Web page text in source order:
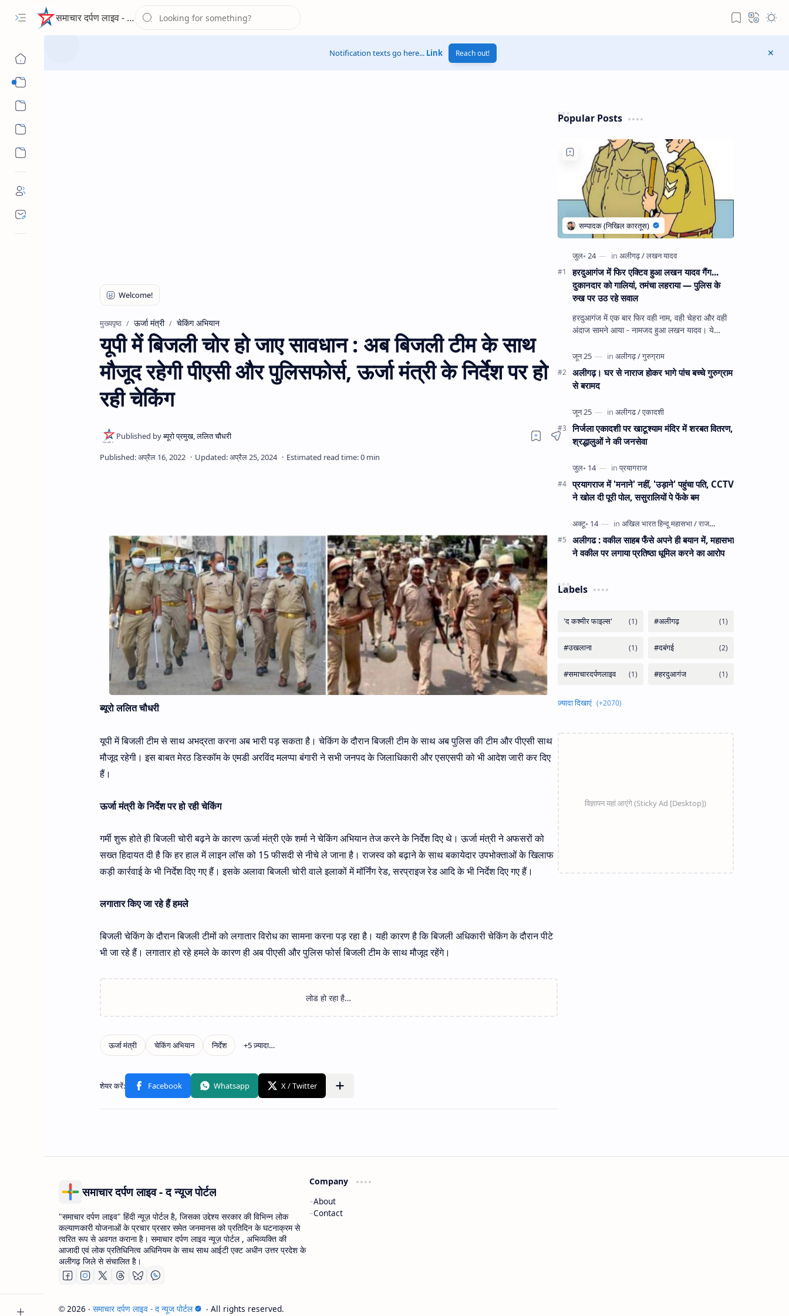
समाचार दर्पण लाइव - द न्यूज पोर्टल
Notification texts go here... Link Reach out!
मुख्यपृष्ठ ऊर्जा मंत्री चेकिंग अभियान
यूपी में बिजली चोर हो जाए सावधान : अब बिजली टीम के साथ
मौजूद रहेगी पीएसी और पुलिसफोर्स, ऊर्जा मंत्री के निर्देश पर हो
रही चेकिंग
ब्यूरो ललित चौधरी
यूपी में बिजली टीम से साथ अभद्रता करना अब भारी पड़ सकता है। चेकिंग के दौरान बिजली टीम के साथ अब पुलिस की टीम और पीएसी साथ
मौजूद रहेगी। इस बाबत मेरठ डिस्कॉम के एमडी अरविंद मलप्पा बंगारी ने सभी जनपद के जिलाधिकारी और एसएसपी को भी आदेश जारी कर दिए
हैं।
ऊर्जा मंत्री के निर्देश पर हो रही चेकिंग
गर्मी शुरू होते ही बिजली चोरी बढ़ने के कारण ऊर्जा मंत्री एके शर्मा ने चेकिंग अभियान तेज करने के निर्देश दिए थे। ऊर्जा मंत्री ने अफसरों को
सख्त हिदायत दी है कि हर हाल में लाइन लॉस को 15 फीसदी से नीचे ले जाना है। राजस्व को बढ़ाने के साथ बकायेदार उपभोक्ताओं के खिलाफ
कड़ी कार्रवाई के भी निर्देश दिए गए हैं। इसके अलावा बिजली चोरी वाले इलाकों में मॉर्निंग रेड, सरप्राइज रेड आदि के भी निर्देश दिए गए हैं।
लगातार किए जा रहे हैं हमले
बिजली चेकिंग के दौरान बिजली टीमों को लगातार विरोध का सामना करना पड़ रहा है। यही कारण है कि बिजली अधिकारी चेकिंग के दौरान पीटे
भी जा रहे हैं। लगातार हो रहे हमले के कारण ही अब पीएसी और पुलिस फोर्स बिजली टीम के साथ मौजूद रहेंगे।
Popular Posts
हरदुआगंज में फिर एक्टिव हुआ लखन यादव गैंग...
दुकानदार को गालियां, तमंचा लहराया — पुलिस के
रुख पर उठ रहे सवाल
हरदुआगंज में एक बार फिर वही नाम, वही चेहरा और वही
अंदाज सामने आया - नामजद हुआ लखन यादव। ये
घंटे हव…
अलीगढ़। घर से नाराज होकर भागे पांच बच्चे गुरुग्राम
से बरामद
निर्जला एकादशी पर खाटूश्याम मंदिर में शरबत वितरण,
श्रद्धालुओं ने की जनसेवा
प्रयागराज में 'मनाने' नहीं, 'उड़ाने' पहुंचा पति, CCTV
ने खोल दी पूरी पोल, ससुरालियों पे फेंके बम
अलीगढ : वकील साहब फँसे अपने ही बयान में, महासभा
ने वकील पर लगाया प्रतिष्ठा धूमिल करने का आरोप
Labels
समाचार दर्पण लाइव - द न्यूज पोर्टल
"समाचार दर्पण लाइव" हिंदी न्यूज़ पोर्टल है, जिसका उद्देश्य सरकार की विभिन्न लोक
कल्याणकारी योजनाओं के प्रचार प्रसार समेत जनमानस को प्रतिदिन के घटनाक्रम से
त्वरित रूप से अवगत कराना है। समाचार दर्पण लाइव न्यूज़ पोर्टल , अभिव्यक्ति की
आजादी एवं लोक प्रतिधिनित्व अधिनियम के साथ साथ आईटी एक्ट अधीन उत्तर प्रदेश के
अलीगढ़ जिले से संचालित है।
Company
About
Contact
© 2026 ‧ समाचार दर्पण लाइव - द न्यूज पोर्टल ‧ All rights reserved.